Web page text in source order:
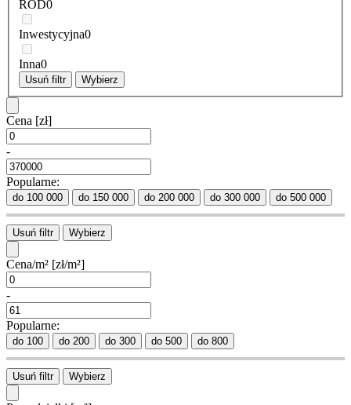
ROD0
Inwestycyjna0
Inna0
Usuń filtr Wybierz
Cena [zł]
-
Popularne:
do 100 000 do 150 000 do 200 000 do 300 000 do 500 000
Usuń filtr Wybierz
Cena/m² [zł/m²]
-
Popularne:
do 100 do 200 do 300 do 500 do 800
Usuń filtr Wybierz